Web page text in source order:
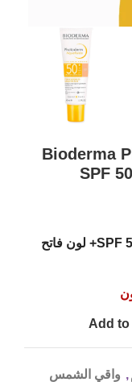
Bioderma
SPF
بيوديرما فوتوديرم ماكس أكوافلويد SPF 50+ لون فاتح
Add
, واقي الشمس